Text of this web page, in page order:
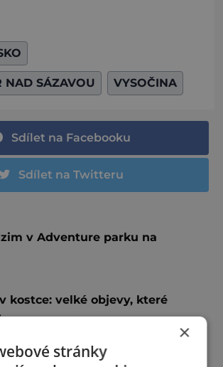
NAD SÁZAVOU VYSOČINA
Sdílet na Facebooku
Sdílet na Twitteru
v Adventure parku na
kostce: velké objevy, které
×
stránky